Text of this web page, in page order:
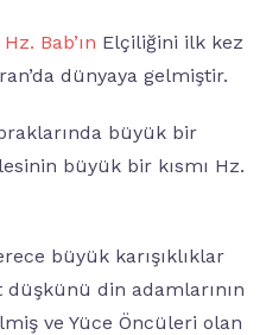
Hz. Bab’ın Elçiliğini ilk kez
dünyaya gelmiştir.
büyük bir
büyük bir kısmı Hz.
büyük karışıklıklar
düşkünü din adamlarının
ve Yüce Öncüleri olan